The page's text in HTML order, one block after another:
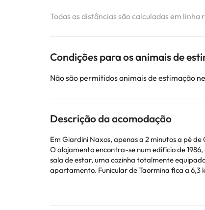
Todas as distâncias são calculadas em
Condições para os animais de
Não são permitidos animais de estimação
Descrição da acomodação
Em Giardini Naxos, apenas a 2 minutos a pé
O alojamento encontra-se num edifício de 1986, a 5 km de Ilha Bella e
sala de estar, uma cozinha totalmente
apartamento. Funicular de Taormina fica a 6,3 km de Bilocale a pochi passi dal mare, enquanto Piazza Duomo está a 47 km da propriedade. O Aeroporto Catania -